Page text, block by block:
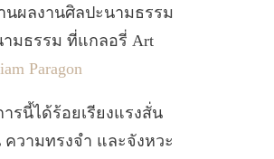
นผลงานศิลปะนามธรรม
ามธรรม ที่แกลอรี่ Art
Paragon
รนี้ได้ร้อยเรียงแรงสั่น
ความทรงจำ และจังหวะ